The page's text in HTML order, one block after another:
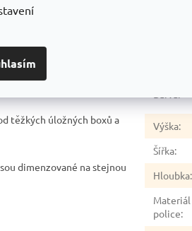
antikorozní ochranu.
plechu“ jako u běžně
těžkých úložných boxů a
dimenzované na stejnou
Výška:
Šířka:
Hloubka:
Materiál
police: